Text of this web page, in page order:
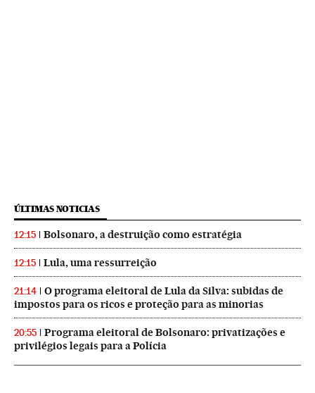
ÚLTIMAS NOTICIAS
12:15 Bolsonaro, a destruição como estratégia
12:15 Lula, uma ressurreição
21:14
O programa eleitoral de Lula da Silva: subidas de
impostos para os ricos e proteção para as minorias
20:55
Programa eleitoral de Bolsonaro: privatizações e
privilégios legais para a Polícia